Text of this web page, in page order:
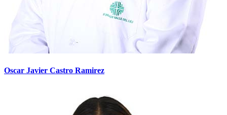
Oscar Javier Castro Ramirez